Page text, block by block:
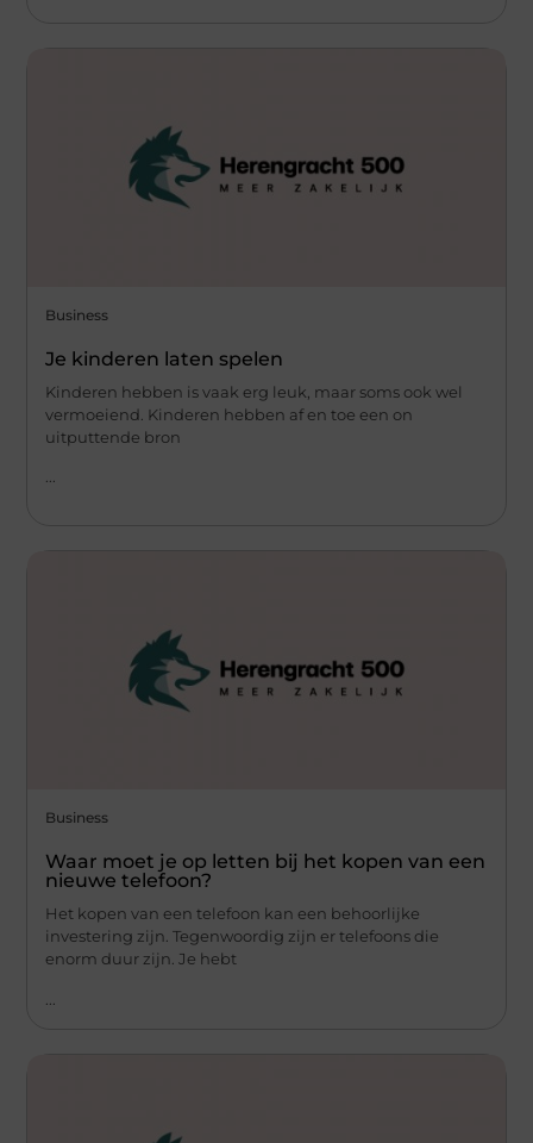
Business
Je kinderen laten spelen
Kinderen hebben is vaak erg leuk, maar soms ook wel
vermoeiend. Kinderen hebben af en toe een on
uitputtende bron
...
Business
Waar moet je op letten bij het kopen van een
nieuwe telefoon?
Het kopen van een telefoon kan een behoorlijke
investering zijn. Tegenwoordig zijn er telefoons die
enorm duur zijn. Je hebt